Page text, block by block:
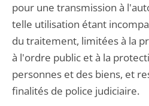
pour une transmission à
telle utilisation étant
du traitement, limitées à la
à l'ordre public et à la
personnes et des biens, et
finalités de police judiciaire.